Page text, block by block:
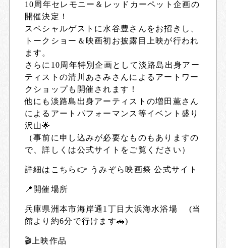
10周年セレモニー＆レッドカーペット企画の
開催決定！
スペシャルゲストに水谷豊さんをお招きし、
トークショー＆映画初お披露目上映が行われ
ます。
さらに10周年特別企画として淡路島出身アー
ティストの清川あさみさんによるアートワー
クショップも開催されます！
他にも淡路島出身アーティストの増田薫さん
によるアートパフォーマンス等イベント盛り
沢山🌟
（事前に申し込みが必要なものもありますの
で、詳しくは公式サイトをご覧ください）
詳細はこちら👉 うみぞら映画祭 公式サイト
📍開催場所
兵庫県洲本市海岸通1丁目大浜海水浴場 (当
館より約6分で行けます🚗)
🎬上映作品